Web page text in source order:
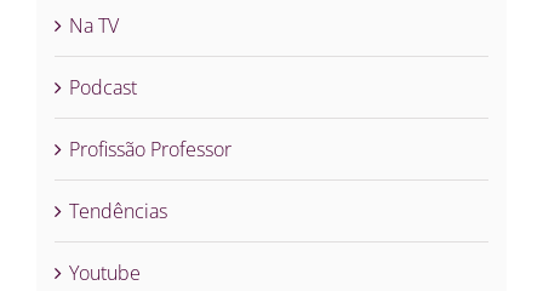
Na TV
Podcast
Profissão Professor
Tendências
Youtube